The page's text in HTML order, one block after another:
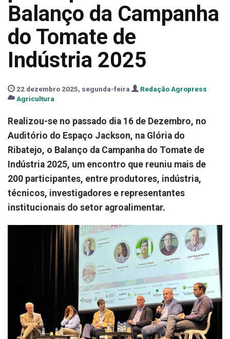
Balanço da Campanha
do Tomate de
Indústria 2025
22 dezembro 2025, segunda-feira
Redação Agropress
Agricultura
Realizou-se no passado dia 16 de Dezembro, no
Auditório do Espaço Jackson, na Glória do
Ribatejo, o Balanço da Campanha do Tomate de
Indústria 2025, um encontro que reuniu mais de
200 participantes, entre produtores, indústria,
técnicos, investigadores e representantes
institucionais do setor agroalimentar.